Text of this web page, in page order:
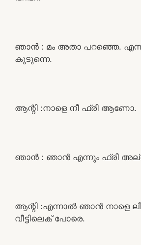
ഞാൻ : മം അതാ പറഞ്ഞെ.
കൂടുന്നെ.
ആന്റി :നാളെ നീ ഫ്രീ ആണോ.
ഞാൻ : ഞാൻ എന്നും ഫ്രീ
ആന്റി :എന്നാൽ ഞാൻ നാളെ
വീട്ടിലെക് പോരെ.